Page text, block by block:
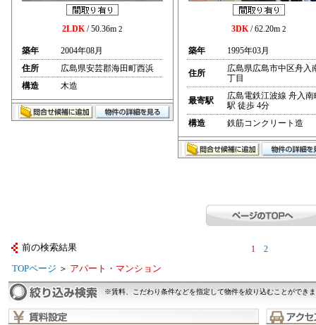
2LDK/ 50.36m 2
築年
2004年08月
住所
広島県安芸郡海田町西浜
構造
木造
3DK/ 62.20m 2
築年 1995年03月
住所
広島県広島市中区舟入
丁目
最寄駅
広島電鉄江波線 舟入南
駅 徒歩 4分
構造
鉄筋コンクリート造
前の検索結果 1 2
TOPページ ＞ アパート・マンション
※賃料、こだわり条件などを指定して物件を絞り込むことができ